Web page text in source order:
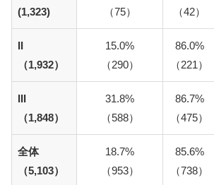
(1,323)
（75）
（42）
II
（1,932）
15.0%
（290）
86.0%
（221）
III
（1,848）
31.8%
（588）
86.7%
（475）
全体
（5,103）
18.7%
（953）
85.6%
（738）